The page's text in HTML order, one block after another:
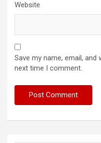
Website
Save my name, email,
next time I comment.